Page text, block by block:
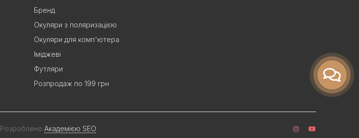
Бренд
Окуляри з поляризацією
Окуляри для комп'ютера
Іміджеві
Футляри
Розпродаж по 199 грн
Розроблено Академією SEO